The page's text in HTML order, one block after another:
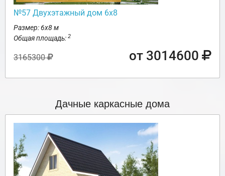
№57 Двухэтажный дом 6х8
Размер: 6х8 м
Общая площадь: 2
3165300 от 3014600
Дачные каркасные дома